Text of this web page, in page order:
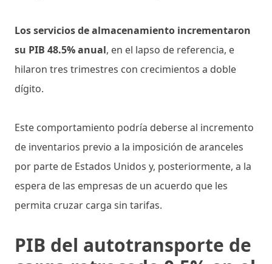
Los servicios de almacenamiento incrementaron
su PIB 48.5% anual, en el lapso de referencia, e
hilaron tres trimestres con crecimientos a doble
dígito.
Este comportamiento podría deberse al incremento
de inventarios previo a la imposición de aranceles
por parte de Estados Unidos y, posteriormente, a la
espera de las empresas de un acuerdo que les
permita cruzar carga sin tarifas.
PIB del autotransporte de